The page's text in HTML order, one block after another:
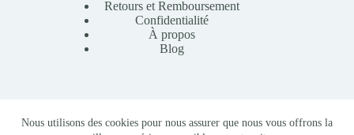
Nous utilisons des cookies pour nous assurer que nous vous offrons la
Retours et Remboursement
Confidentialité
À propos
Blog
Copyright © 2026 Mille Lunes - Création du site :
Baptiste
-Conditions Générales de Vente